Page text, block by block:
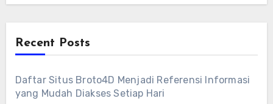
Recent Posts
Daftar Situs Broto4D Menjadi Referensi Informasi
yang Mudah Diakses Setiap Hari